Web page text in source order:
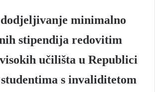
minimalno
stipendija redovitim
učilišta u Republici
s invaliditetom